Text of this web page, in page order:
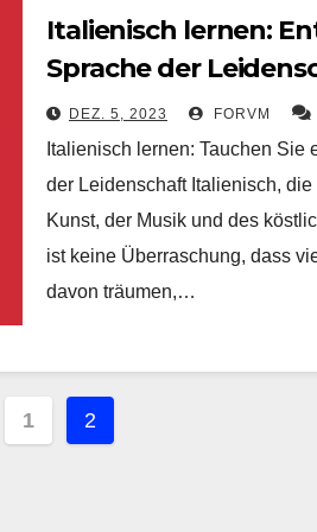
Italienisch lernen:
Sprache der
Kultur
DEZ. 5, 2023 FORVM
Italienisch lernen: Tauchen Sie
der Leidenschaft Italienisch,
Kunst, der Musik und des
ist keine Überraschung, dass
davon träumen,…
1 2